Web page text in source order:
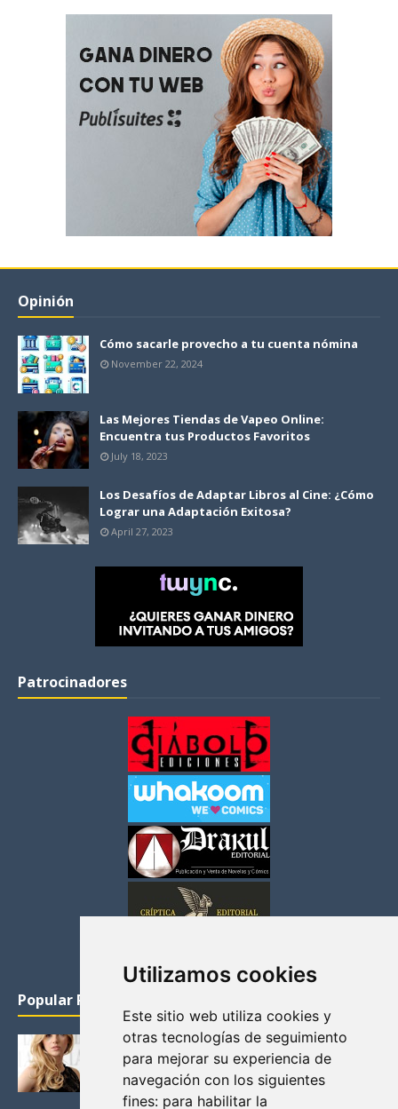
Utilizamos cookies
Este sitio web utiliza cookies y
otras tecnologías de seguimiento
para mejorar su experiencia de
navegación con los siguientes
fines: para habilitar la
Opinión
Cómo sacarle provecho a tu cuenta nómina
November 22, 2024
Las Mejores Tiendas de Vapeo Online:
Encuentra tus Productos Favoritos
July 18, 2023
Los Desafíos de Adaptar Libros al Cine: ¿Cómo
Lograr una Adaptación Exitosa?
April 27, 2023
Patrocinadores
Popular Posts
KATHERYN WINNICK: LA ACTRIZ MAS GUAPA DE
VIKINGOS
Junio 14, 2013